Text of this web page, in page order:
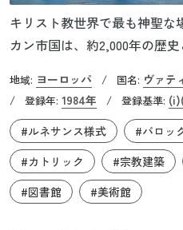
キリスト教世界で最も神聖な
カン市国は、約2,000年の歴
の国は人口800人、総面積
りながら、国全体が世界遺産
です。サン・ピエトロ大聖堂
イエス・キリストの最初の弟
ペテロの墓所であったとされ
ローマ帝国皇帝として最初に
地域: ヨーロッパ / 国名: ヴァテ
/ 登録年: 1984年 / 登録基準: (i)
#ルネサンス様式
#バロッ
#カトリック
#宗教建築
#図書館
#美術館